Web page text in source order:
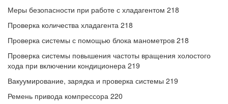
Меры безопасности при работе с хладагентом 218
Проверка количества хладагента 218
Проверка системы с помощью блока манометров 218
Проверка системы повышения частоты вращения холостого
хода при включении кондиционера 219
Вакуумирование, зарядка и проверка системы 219
Ремень привода компрессора 220